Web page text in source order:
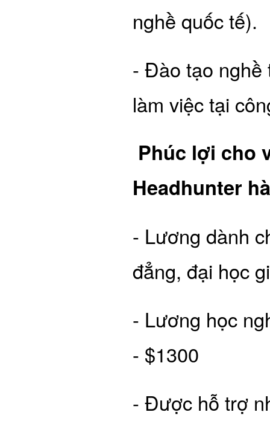
nghề quốc tế).
- Đào tạo nghề
làm việc tại
Phúc lợi cho
Headhunter
- Lương dành
đẳng, đại học
- Lương học
- $1300
- Được hỗ trợ